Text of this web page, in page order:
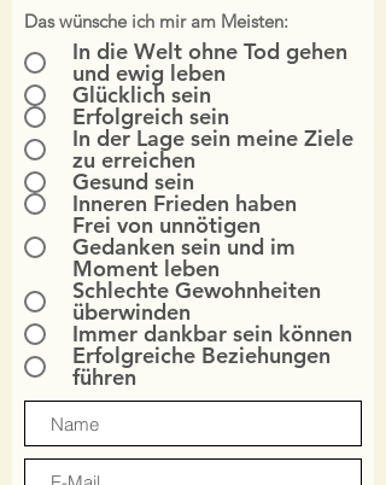
Das wünsche ich mir am Meisten:
In die Welt ohne Tod gehen
und ewig leben
Glücklich sein
Erfolgreich sein
In der Lage sein meine Ziele
zu erreichen
Gesund sein
Inneren Frieden haben
Frei von unnötigen
Gedanken sein und im
Moment leben
Schlechte Gewohnheiten
überwinden
Immer dankbar sein können
Erfolgreiche Beziehungen
führen